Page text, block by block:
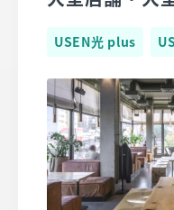
USEN光 plus